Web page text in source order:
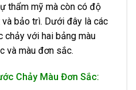
thẩm mỹ mà còn có độ
bảo trì. Dưới đây là các
chảy với hai bảng màu
và màu đơn sắc.
Chảy Màu Đơn Sắc: